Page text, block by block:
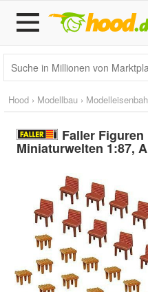
Hood › Modellbau ›
Faller Figuren
Miniaturwelten 1:87,